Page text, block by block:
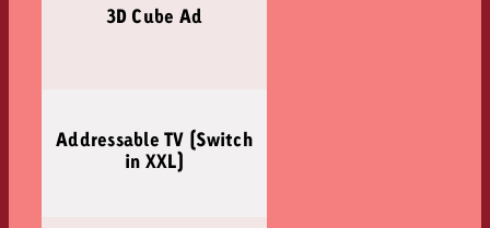
3D Cube Ad
Addressable TV (Switch
in XXL)